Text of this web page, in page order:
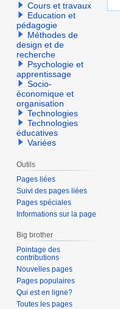
Cours et travaux
Education et
pédagogie
Méthodes de
design et de
recherche
Psychologie et
apprentissage
Socio-
économique et
organisation
Technologies
Technologies
éducatives
Variées
Outils
Pages liées
Suivi des pages liées
Pages spéciales
Informations sur la page
Big brother
Pointage des
contributions
Nouvelles pages
Pages populaires
Qui est en ligne?
Toutes les pages